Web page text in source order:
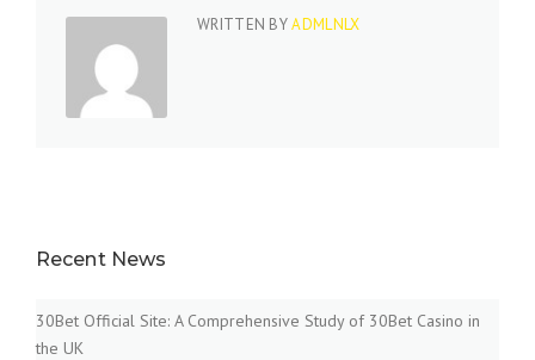
WRITTEN BYADMLNLX
Recent News
30Bet Official Site: A Comprehensive Study of 30Bet Casino in
the UK